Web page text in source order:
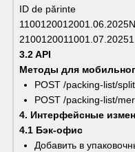
ID de părinte
2100120011001.07.20251
3.2 API
Методы для
POST /packing-list/
POST /packing-list/
4. Интерфейсные
4.1 Бэк-офис
Добавить в